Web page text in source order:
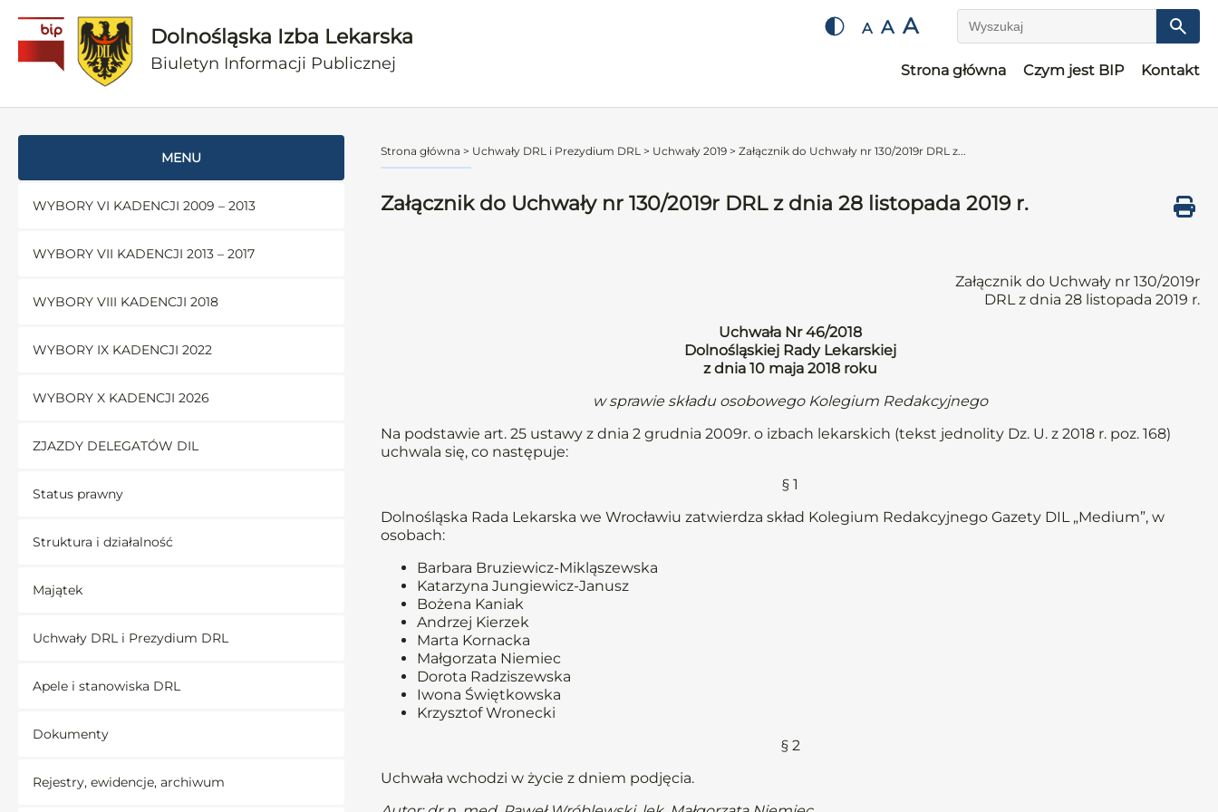
Dolnośląska Izba Lekarska
Biuletyn Informacji Publicznej
A A A Wyszukaj
Strona główna Czym jest BIP Kontakt
MENU
WYBORY VI KADENCJI 2009 – 2013
WYBORY VII KADENCJI 2013 – 2017
WYBORY VIII KADENCJI 2018
WYBORY IX KADENCJI 2022
WYBORY X KADENCJI 2026
ZJAZDY DELEGATÓW DIL
Status prawny
Struktura i działalność
Majątek
Uchwały DRL i Prezydium DRL
Apele i stanowiska DRL
Dokumenty
Rejestry, ewidencje, archiwum
Strona główna > Uchwały DRL i Prezydium DRL > Uchwały 2019 > Załącznik do Uchwały nr 130/2019r DRL z...
Załącznik do Uchwały nr 130/2019r DRL z dnia 28 listopada 2019 r.
Załącznik do Uchwały nr 130/2019r
DRL z dnia 28 listopada 2019 r.
Uchwała Nr 46/2018
Dolnośląskiej Rady Lekarskiej
z dnia 10 maja 2018 roku
w sprawie składu osobowego Kolegium Redakcyjnego
Na podstawie art. 25 ustawy z dnia 2 grudnia 2009r. o izbach lekarskich (tekst jednolity Dz. U. z 2018 r. poz. 168)
uchwala się, co następuje:
§ 1
Dolnośląska Rada Lekarska we Wrocławiu zatwierdza skład Kolegium Redakcyjnego Gazety DIL „Medium”, w
osobach:
Barbara Bruziewicz-Mikląszewska
Katarzyna Jungiewicz-Janusz
Bożena Kaniak
Andrzej Kierzek
Marta Kornacka
Małgorzata Niemiec
Dorota Radziszewska
Iwona Świętkowska
Krzysztof Wronecki
§ 2
Uchwała wchodzi w życie z dniem podjęcia.